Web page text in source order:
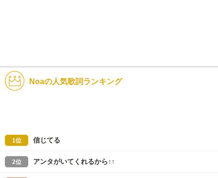
Noaの人気歌詞ランキング
1位 信じてる
2位 アンタがいてくれるから↑↑